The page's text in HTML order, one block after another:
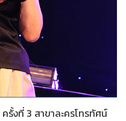
ครั้งที่ 3 สาขาละครโทรทัศน์